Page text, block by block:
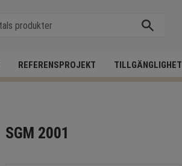
REFERENSPROJEKT TILLGÄNGLIGHET
SGM 2001